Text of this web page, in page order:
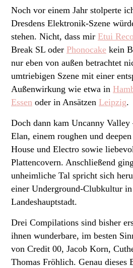
Noch vor einem Jahr stolperte
Dresdens Elektronik-Szene
stehen. Nicht, dass mir Etui
Break SL oder Phonocake kein
nur eben von außen betrachtet
umtriebigen Szene mit einer
Außenwirkung wie etwa in
Essen oder in Ansätzen Leipzig.
Doch dann kam Uncanny
Elan, einem roughen und
House und Electro sowie
Plattencovern. Anschließend
unheimliche Tal spricht sich
einer Underground-Clubkultur in
Landeshauptstadt.
Drei Compilations sind bisher
ihnen wunderbare, im besten
von Credit 00, Jacob Korn,
Thomas Fröhlich. Genau dieses